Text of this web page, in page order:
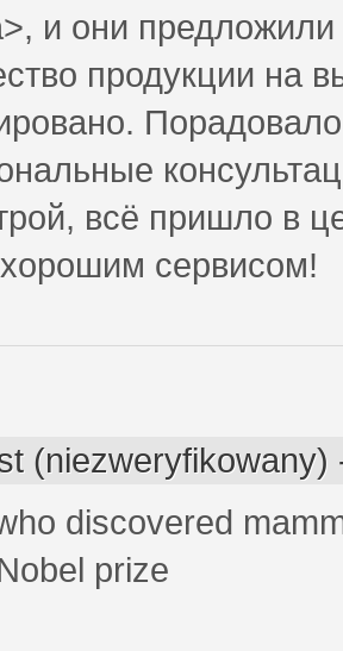
и они
продукции на
всё пришло в
сервисом!
(niezweryfikowany)
discovered
prize